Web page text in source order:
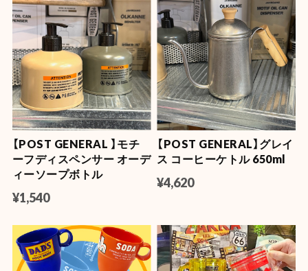
【POST GENERAL 】モチ
ーフディスペンサー オーデ
ィーソープボトル
¥1,540
【POST GENERAL】グレイ
ス コーヒーケトル 650ml
¥4,620